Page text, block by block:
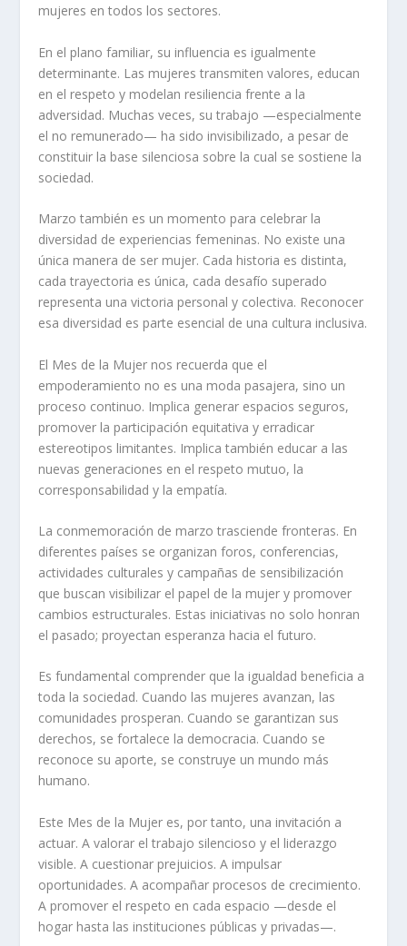
mujeres en todos los sectores.
En el plano familiar, su influencia es igualmente
determinante. Las mujeres transmiten valores, educan
en el respeto y modelan resiliencia frente a la
adversidad. Muchas veces, su trabajo —especialmente
el no remunerado— ha sido invisibilizado, a pesar de
constituir la base silenciosa sobre la cual se sostiene la
sociedad.
Marzo también es un momento para celebrar la
diversidad de experiencias femeninas. No existe una
única manera de ser mujer. Cada historia es distinta,
cada trayectoria es única, cada desafío superado
representa una victoria personal y colectiva. Reconocer
esa diversidad es parte esencial de una cultura inclusiva.
El Mes de la Mujer nos recuerda que el
empoderamiento no es una moda pasajera, sino un
proceso continuo. Implica generar espacios seguros,
promover la participación equitativa y erradicar
estereotipos limitantes. Implica también educar a las
nuevas generaciones en el respeto mutuo, la
corresponsabilidad y la empatía.
La conmemoración de marzo trasciende fronteras. En
diferentes países se organizan foros, conferencias,
actividades culturales y campañas de sensibilización
que buscan visibilizar el papel de la mujer y promover
cambios estructurales. Estas iniciativas no solo honran
el pasado; proyectan esperanza hacia el futuro.
Es fundamental comprender que la igualdad beneficia a
toda la sociedad. Cuando las mujeres avanzan, las
comunidades prosperan. Cuando se garantizan sus
derechos, se fortalece la democracia. Cuando se
reconoce su aporte, se construye un mundo más
humano.
Este Mes de la Mujer es, por tanto, una invitación a
actuar. A valorar el trabajo silencioso y el liderazgo
visible. A cuestionar prejuicios. A impulsar
oportunidades. A acompañar procesos de crecimiento.
A promover el respeto en cada espacio —desde el
hogar hasta las instituciones públicas y privadas—.